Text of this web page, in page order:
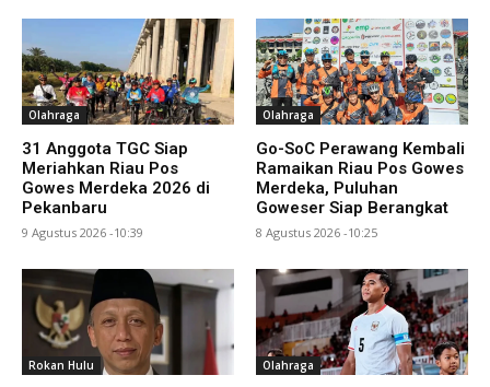
Olahraga
31 Anggota TGC Siap
Meriahkan Riau Pos
Gowes Merdeka 2026 di
Pekanbaru
9 Agustus 2026 -10:39
Olahraga
Go-SoC Perawang Kembali
Ramaikan Riau Pos Gowes
Merdeka, Puluhan
Goweser Siap Berangkat
8 Agustus 2026 -10:25
Rokan Hulu Olahraga